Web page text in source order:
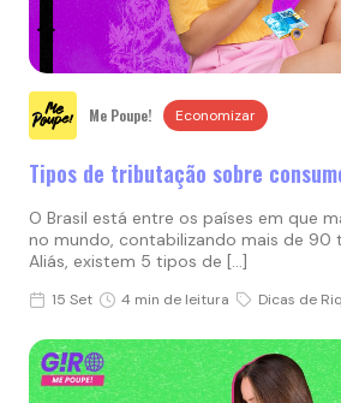
Me Poupe! Economizar
Tipos de tributação sobre
O Brasil está entre os países em que
no mundo, contabilizando mais de 90
Aliás, existem 5 tipos de […]
15 Set 4 min de leitura Dicas de